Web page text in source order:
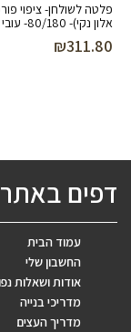
פלטה לשולחן- ציפוי
אלון נקי)- 80/180- עובי 16.5 מ”מ
₪311.80
דפים באתר
עמוד הבית
החשבון שלי
אודות ושאלות
מדריכי בנייה
מדריך העצים